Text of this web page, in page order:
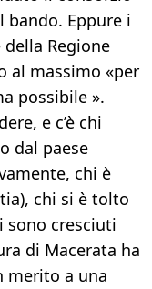
bando. Eppure i
Regione
al massimo «per
possibile ».
e c’è chi
dal paese
chi è
chi si è tolto
sono cresciuti
di Macerata ha
merito a una